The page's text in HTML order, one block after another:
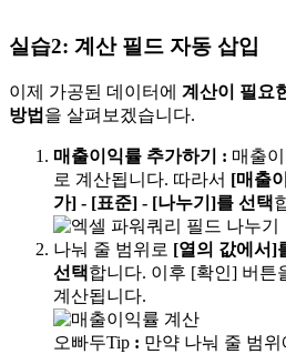
실습2: 계산 필드 자동 삽입
이제 가공된 데이터에 계산이 필요
방법 을 살펴보겠습니다.
매출이익률 추가하기 : 매출
로 계산됩니다. 따라서 [매출
가] - [표준] - [나누기]를 선택
나눠 줄 범위로 [열의 값에서]
선택합니다. 이후 [확인] 버튼
계산됩니다.
오빠두Tip : 만약 나눠 줄 범